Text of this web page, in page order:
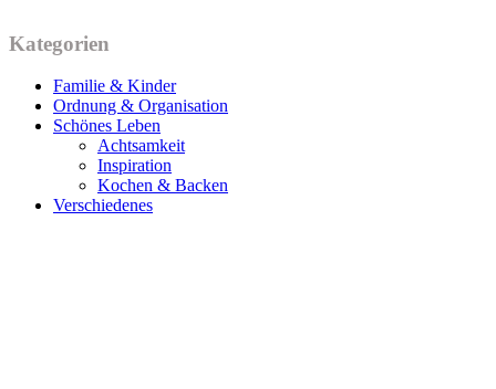
Kategorien
Familie & Kinder
Ordnung & Organisation
Schönes Leben
Achtsamkeit
Inspiration
Kochen & Backen
Verschiedenes